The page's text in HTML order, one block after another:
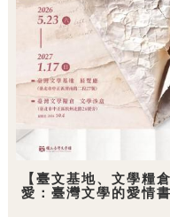
【臺文基地、文學糧
愛：臺灣文學的愛情